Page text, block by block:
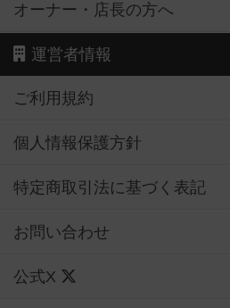
オーナー・店長の方へ
運営者情報
ご利用規約
個人情報保護方針
特定商取引法に基づく表記
お問い合わせ
公式X